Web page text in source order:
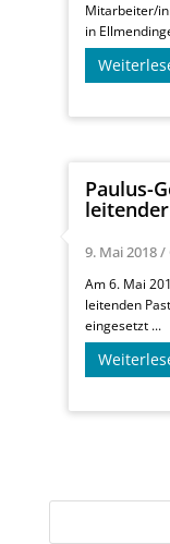
Mitarbeiter/
in
Paulus-
9. Mai 2018/
Am 6. Mai
leitenden
eingesetzt ...